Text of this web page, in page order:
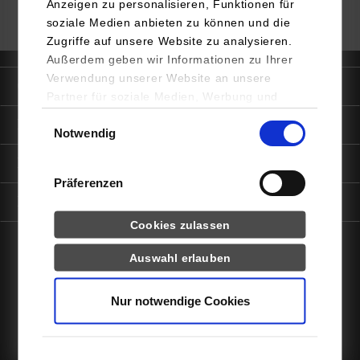
Anzeigen zu personalisieren, Funktionen für
soziale Medien anbieten zu können und die
Zugriffe auf unsere Website zu analysieren.
Außerdem geben wir Informationen zu Ihrer
Verwendung unserer Website an unsere
Partner für soziale Medien, Werbung und
YouTube, Google Maps) führen diese
Daten zusammen, die Sie ihnen bereitgestellt
haben oder die sie im Rahmen Ihrer Nutzung
Notwendig
Präferenzen
Statistiken
Drittanbieter-Cookies (u.a.
YouTube, Google Maps)
Cookies zulassen
Auswahl erlauben
Nur notwendige Cookies
Quicklinks
Informationen für
facebookinstagramlinkedinyoutube